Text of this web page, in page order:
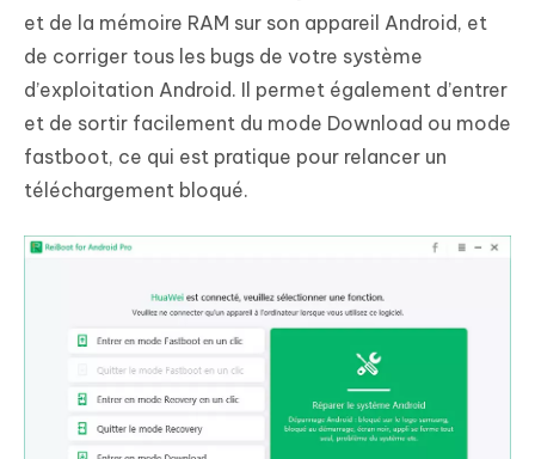
et de la mémoire RAM sur son appareil Android, et
de corriger tous les bugs de votre système
d’exploitation Android. Il permet également d’entrer
et de sortir facilement du mode Download ou mode
fastboot, ce qui est pratique pour relancer un
téléchargement bloqué.